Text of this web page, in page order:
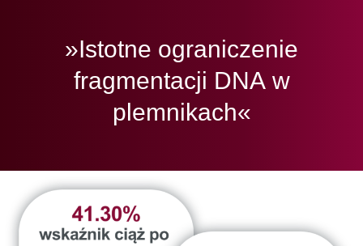
»Istotne ograniczenie
fragmentacji DNA w
plemnikach«